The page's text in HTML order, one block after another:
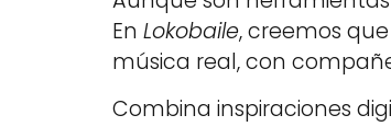
En Lokobaile, creemos
música real, con
Combina inspiraciones